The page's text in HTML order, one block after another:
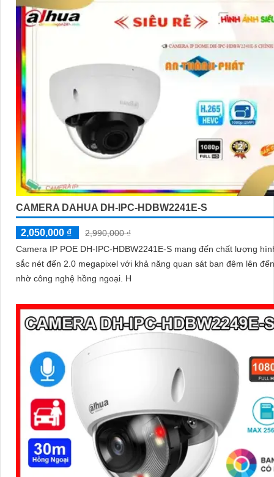
CAMERA DAHUA DH-IPC-HDBW2241E-S
2,050,000 ₫
2,990,000 ₫
Camera IP POE DH-IPC-HDBW2241E-S mang đến chất lượng
sắc nét đến 2.0 megapixel với khả năng quan sát ban đêm lên
nhờ công nghệ hồng ngoại. H